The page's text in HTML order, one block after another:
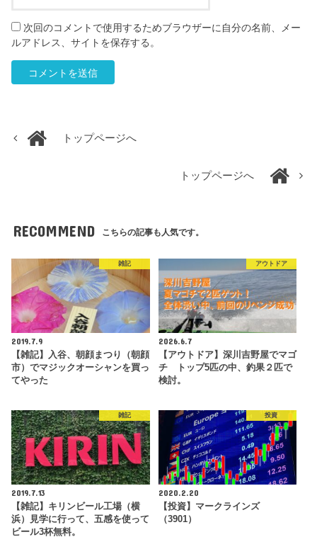
次回のコメントで使用するためブラウザーに自分の名前、メー
ルアドレス、サイトを保存する。
トップページへ
トップページへ
RECOMMEND こちらの記事も人気です。
雑記
2019.7.9
【雑記】入谷、朝顔まつり（朝顔
市）でマジックオーシャンを買っ
てやった
アウトドア
2026.6.7
【アウトドア】深川吉野屋でマゴ
チ トップ5匹の中、釣果２匹で
検討。
雑記
2019.7.13
【雑記】キリンビール工場（横
浜）見学に行って、五感を使って
ビール3杯無料。
投資
2020.2.20
【投資】マークラインズ
（3901）